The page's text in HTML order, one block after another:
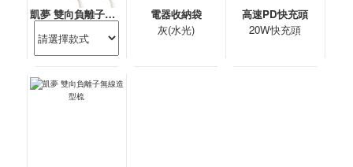
凱夢 雙向負離子水光離子夾
電器收納袋
灰(水光)
高速PD快充頭
20W快充頭